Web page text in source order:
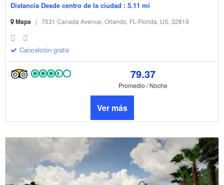
Distancia Desde centro de la ciudad : 5.11 mi
Mapa | 7531 Canada Avenue, Orlando, FL-Florida, US, 32819
Cancelción gratis
79.37
Promedio / Noche
Ver más